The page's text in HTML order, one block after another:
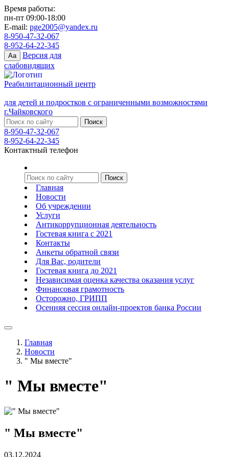
Время работы:
пн-пт 09:00-18:00
E-mail: pge2005@yandex.ru
8-950-47-32-067
8-952-64-22-345
Aa
Версия для
слабовидящих
Реабилитационный центр
для детей и подростков с ограниченными возможностями
г.Чайковского
8-950-47-32-067
8-952-64-22-345
Контактный телефон
Главная
Новости
Об учреждении
Услуги
Антикоррупционная деятельность
Гостевая книга с 2021
Контакты
Анкеты обратной связи
Для Вас, родители
Гостевая книга до 2021
Независимая оценка качества оказания услуг
Финансовая грамотность
Осторожно, ГРИПП
Осенняя сессия онлайн-проектов банка России
Главная
Новости
" Мы вместе"
" Мы вместе"
" Мы вместе"
03.12.2024